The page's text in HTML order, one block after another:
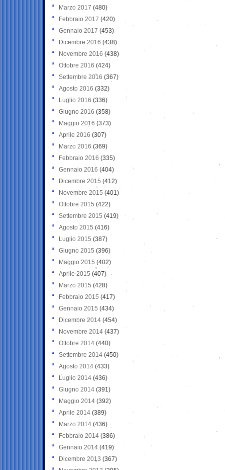
Marzo 2017 (480)
Febbraio 2017 (420)
Gennaio 2017 (453)
Dicembre 2016 (438)
Novembre 2016 (438)
Ottobre 2016 (424)
Settembre 2016 (367)
Agosto 2016 (332)
Luglio 2016 (336)
Giugno 2016 (358)
Maggio 2016 (373)
Aprile 2016 (307)
Marzo 2016 (369)
Febbraio 2016 (335)
Gennaio 2016 (404)
Dicembre 2015 (412)
Novembre 2015 (401)
Ottobre 2015 (422)
Settembre 2015 (419)
Agosto 2015 (416)
Luglio 2015 (387)
Giugno 2015 (396)
Maggio 2015 (402)
Aprile 2015 (407)
Marzo 2015 (428)
Febbraio 2015 (417)
Gennaio 2015 (434)
Dicembre 2014 (454)
Novembre 2014 (437)
Ottobre 2014 (440)
Settembre 2014 (450)
Agosto 2014 (433)
Luglio 2014 (436)
Giugno 2014 (391)
Maggio 2014 (392)
Aprile 2014 (389)
Marzo 2014 (436)
Febbraio 2014 (386)
Gennaio 2014 (419)
Dicembre 2013 (367)